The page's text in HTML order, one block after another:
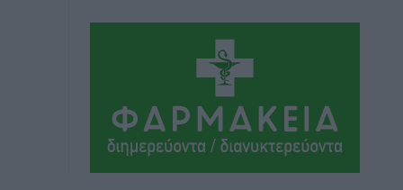
Σύμη: Στον 8ο αγνοούμενο Γερμανό
τουρίστα ανήκει η σορός που
εντοπίστηκε
Τοπικές Ειδήσεις• πριν 4 ώρες